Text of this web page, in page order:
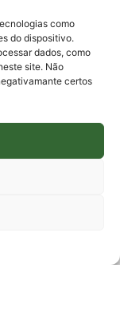
como
do dispositivo.
dados, como
site. Não
certos
Contas
4831
5° andar